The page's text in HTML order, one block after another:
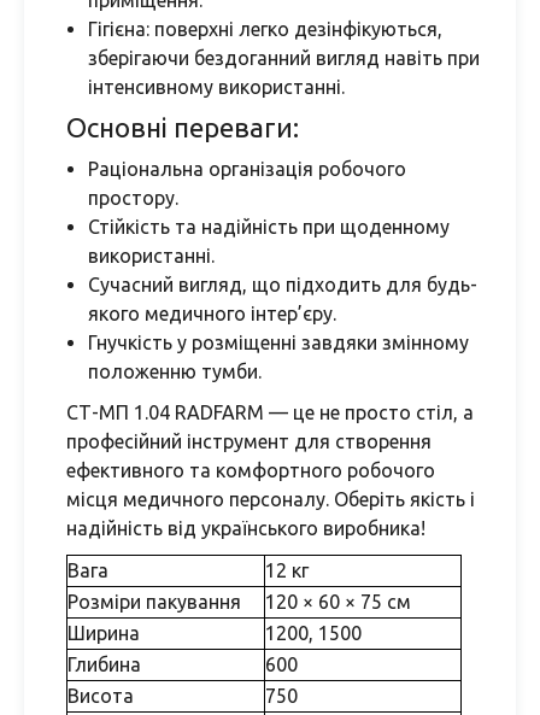
Гігієна: поверхні легко дезінфікуються,
зберігаючи бездоганний вигляд навіть при
інтенсивному використанні.
Основні переваги:
Раціональна організація робочого
простору.
Стійкість та надійність при щоденному
використанні.
Сучасний вигляд, що підходить для будь-
якого медичного інтер’єру.
Гнучкість у розміщенні завдяки змінному
положенню тумби.
СТ-МП 1.04 RADFARM — це не просто стіл, а
професійний інструмент для створення
ефективного та комфортного робочого
місця медичного персоналу. Оберіть якість і
надійність від українського виробника!
Вага
12 кг
Розміри пакування
120 × 60 × 75 см
Ширина
1200, 1500
Глибина
600
Висота
750